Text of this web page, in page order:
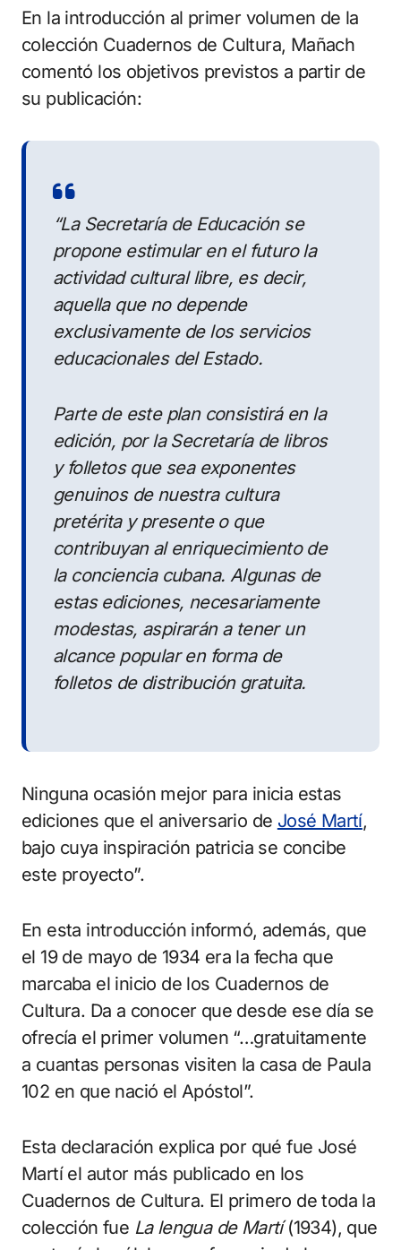
En la introducción al primer volumen de la
colección Cuadernos de Cultura, Mañach
comentó los objetivos previstos a partir de
su publicación:
“La Secretaría de Educación se
propone estimular en el futuro la
actividad cultural libre, es decir,
aquella que no depende
exclusivamente de los servicios
educacionales del Estado.
Parte de este plan consistirá en la
edición, por la Secretaría de libros
y folletos que sea exponentes
genuinos de nuestra cultura
pretérita y presente o que
contribuyan al enriquecimiento de
la conciencia cubana. Algunas de
estas ediciones, necesariamente
modestas, aspirarán a tener un
alcance popular en forma de
folletos de distribución gratuita.
Ninguna ocasión mejor para inicia estas
ediciones que el aniversario de José Martí,
bajo cuya inspiración patricia se concibe
este proyecto”.
En esta introducción informó, además, que
el 19 de mayo de 1934 era la fecha que
marcaba el inicio de los Cuadernos de
Cultura. Da a conocer que desde ese día se
ofrecía el primer volumen “…gratuitamente
a cuantas personas visiten la casa de Paula
102 en que nació el Apóstol”.
Esta declaración explica por qué fue José
Martí el autor más publicado en los
Cuadernos de Cultura. El primero de toda la
colección fue La lengua de Martí(1934), que